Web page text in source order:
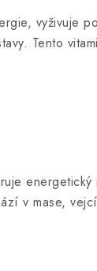
vyživuje
Tento
v mase,